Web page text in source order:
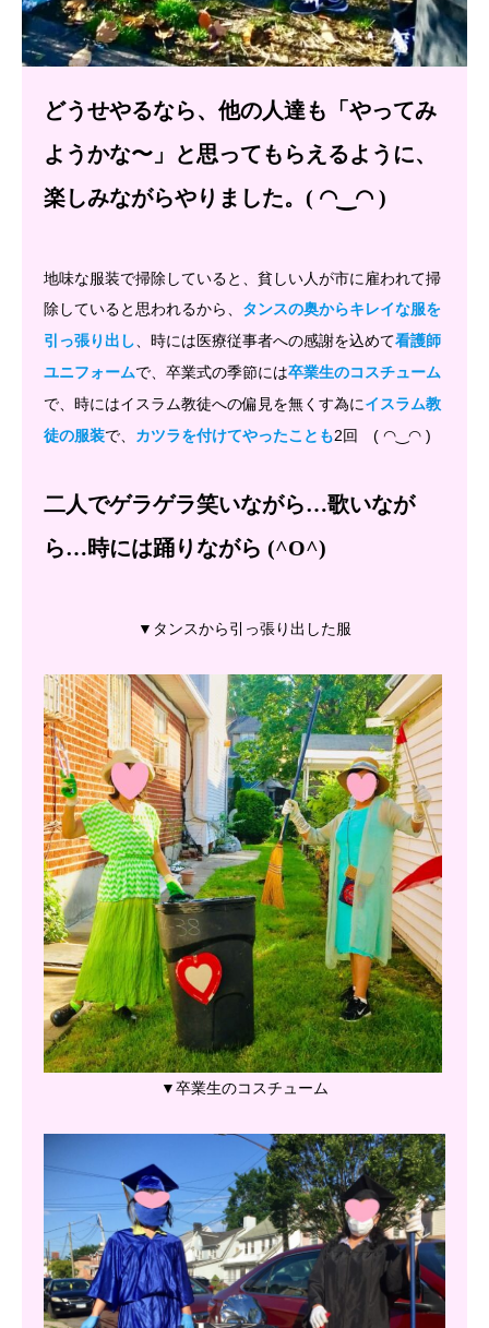
どうせやるなら、他の人達も「やってみ
ようかな〜」と思ってもらえるように、
楽しみながらやりました。( ◠‿◠ )
地味な服装で掃除していると、貧しい人が市に雇われて掃
除していると思われるから、 タンスの奥からキレイな服を
引っ張り出し 、時には医療従事者への感謝を込めて看護師
ユニフォームで、卒業式の季節には卒業生のコスチューム
で、時にはイスラム教徒への偏見を無くす為に イスラム教
徒の服装で、 カツラを付けてやったことも2回 ( ◠‿◠ )
二人でゲラゲラ笑いながら…歌いなが
ら…時には踊りながら (^O^)
▼タンスから引っ張り出した服
▼卒業生のコスチューム